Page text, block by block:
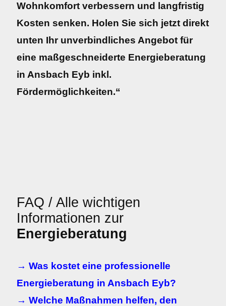
Wohnkomfort verbessern und langfristig
Kosten senken. Holen Sie sich jetzt direkt
unten Ihr unverbindliches Angebot für
eine maßgeschneiderte Energieberatung
in Ansbach Eyb inkl.
Fördermöglichkeiten.“
FAQ / Alle wichtigen
Informationen zur
Energieberatung
→ Was kostet eine professionelle
Energieberatung in Ansbach Eyb?
→ Welche Maßnahmen helfen, den